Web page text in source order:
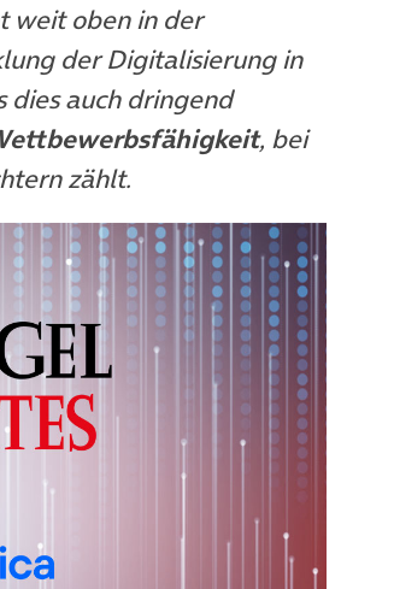
weit oben in der
der Digitalisierung in
dies auch dringend
, bei
zählt.